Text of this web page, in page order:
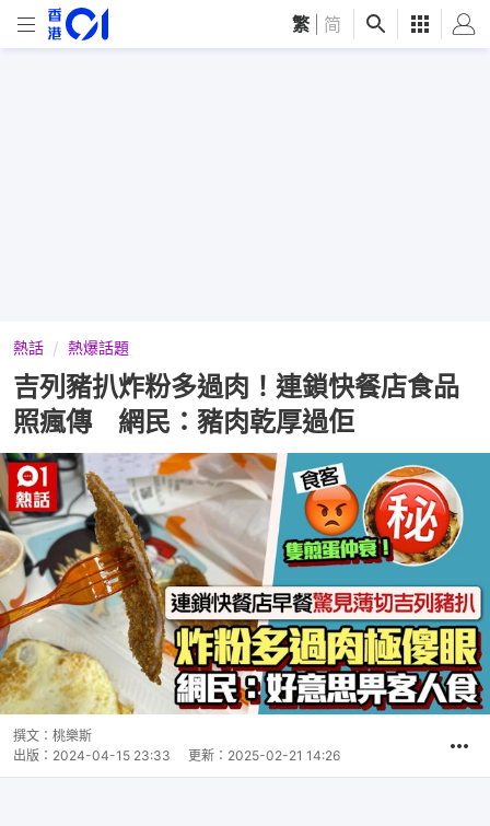
繁 简
熱話 熱爆話題
吉列豬扒炸粉多過肉！連鎖快餐店食品
照瘋傳 網民：豬肉乾厚過佢
撰文： 桃樂斯
出版： 2024-04-15 23:33 更新： 2025-02-21 14:26